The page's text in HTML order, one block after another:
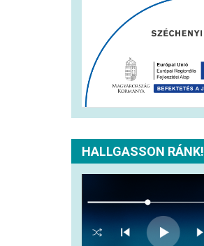
HALLGASSON RÁNK!